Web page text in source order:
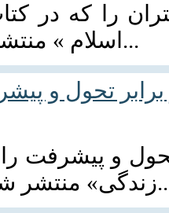
را که در
اسلام » منتشر شده است، می‌خ...
برابر تحول و
و پیشرفت
می‌خوان...